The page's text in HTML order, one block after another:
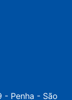
- Penha - São